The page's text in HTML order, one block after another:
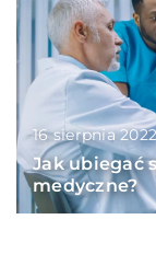
16 sierpnia 2022
Jak ubiegać
medyczne?